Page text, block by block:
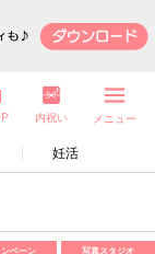
妊活
内祝い メニュー
ペーン 写真スタジオ